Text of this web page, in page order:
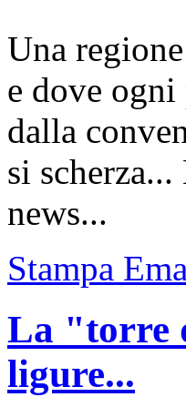
Una
e dove ogni
dalla
si
news...
Stampa
La "torre
ligure...